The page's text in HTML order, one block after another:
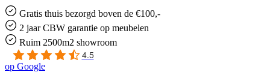
Gratis thuis bezorgd boven de €100,-
2 jaar CBW garantie op meubelen
Ruim 2500m2 showroom
4.5
op Google